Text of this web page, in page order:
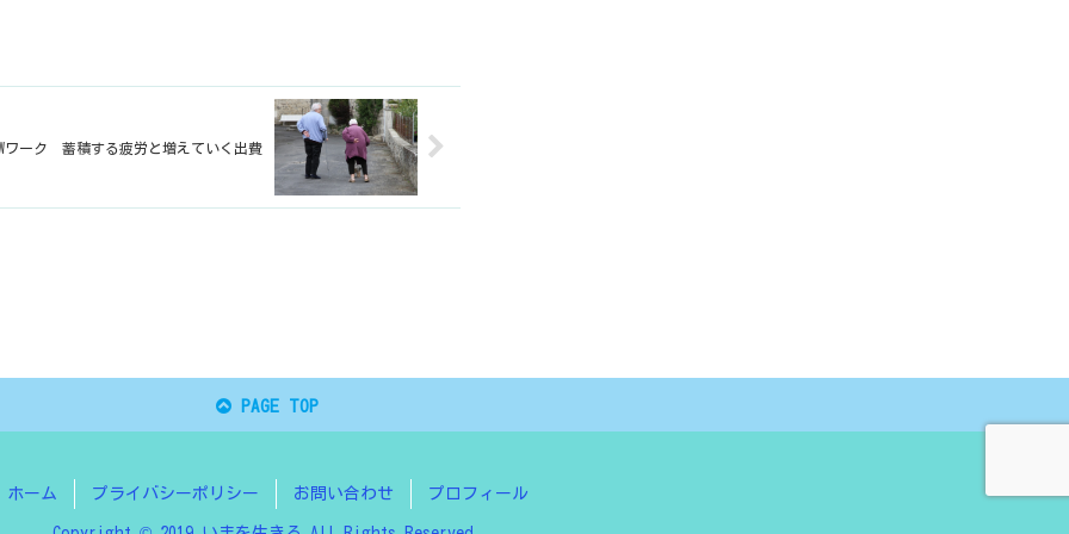
ワーク 蓄積する疲労と増えていく出費
PAGE TOP
ホーム プライバシーポリシー お問い合わせ プロフィール